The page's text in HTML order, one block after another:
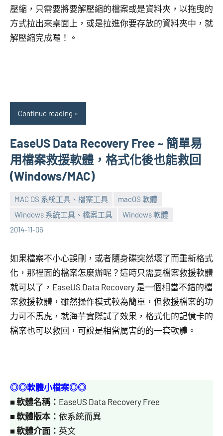
壓縮，只需要將要解壓縮的檔案或是資料夾，以拖曳的
方式拉出來桌面上，或是拉進你要存放的資料夾中，就
解壓縮完成囉！。
Continue reading
EaseUS Data Recovery Free ~ 簡單易
用檔案救援軟體，格式化後也能救回
(Windows/MAC)
MAC OS 系統工具、檔案工具
macOS 軟體
Windows 系統工具、檔案工具
Windows 軟體
2014-11-06
張
海
comments
如果檔案不小心誤刪，或者隨身碟突然壞了而重新格式
化，那裡面的檔案怎麼辦呢？這時只需要檔案救援軟體
就可以了，EaseUS Data Recovery 是一個相當不錯的檔
案救援軟體，雖然操作模式較為簡單，但救援檔案的功
力可不馬虎，就海芋實際試了效果，格式化的記憶卡的
檔案也可以救回，可說是相當厲害的的一套軟體。
◎◎軟體小檔案◎◎
■軟體名稱： EaseUS Data Recovery Free
■軟體版本： 依系統而異
■軟體介面： 英文